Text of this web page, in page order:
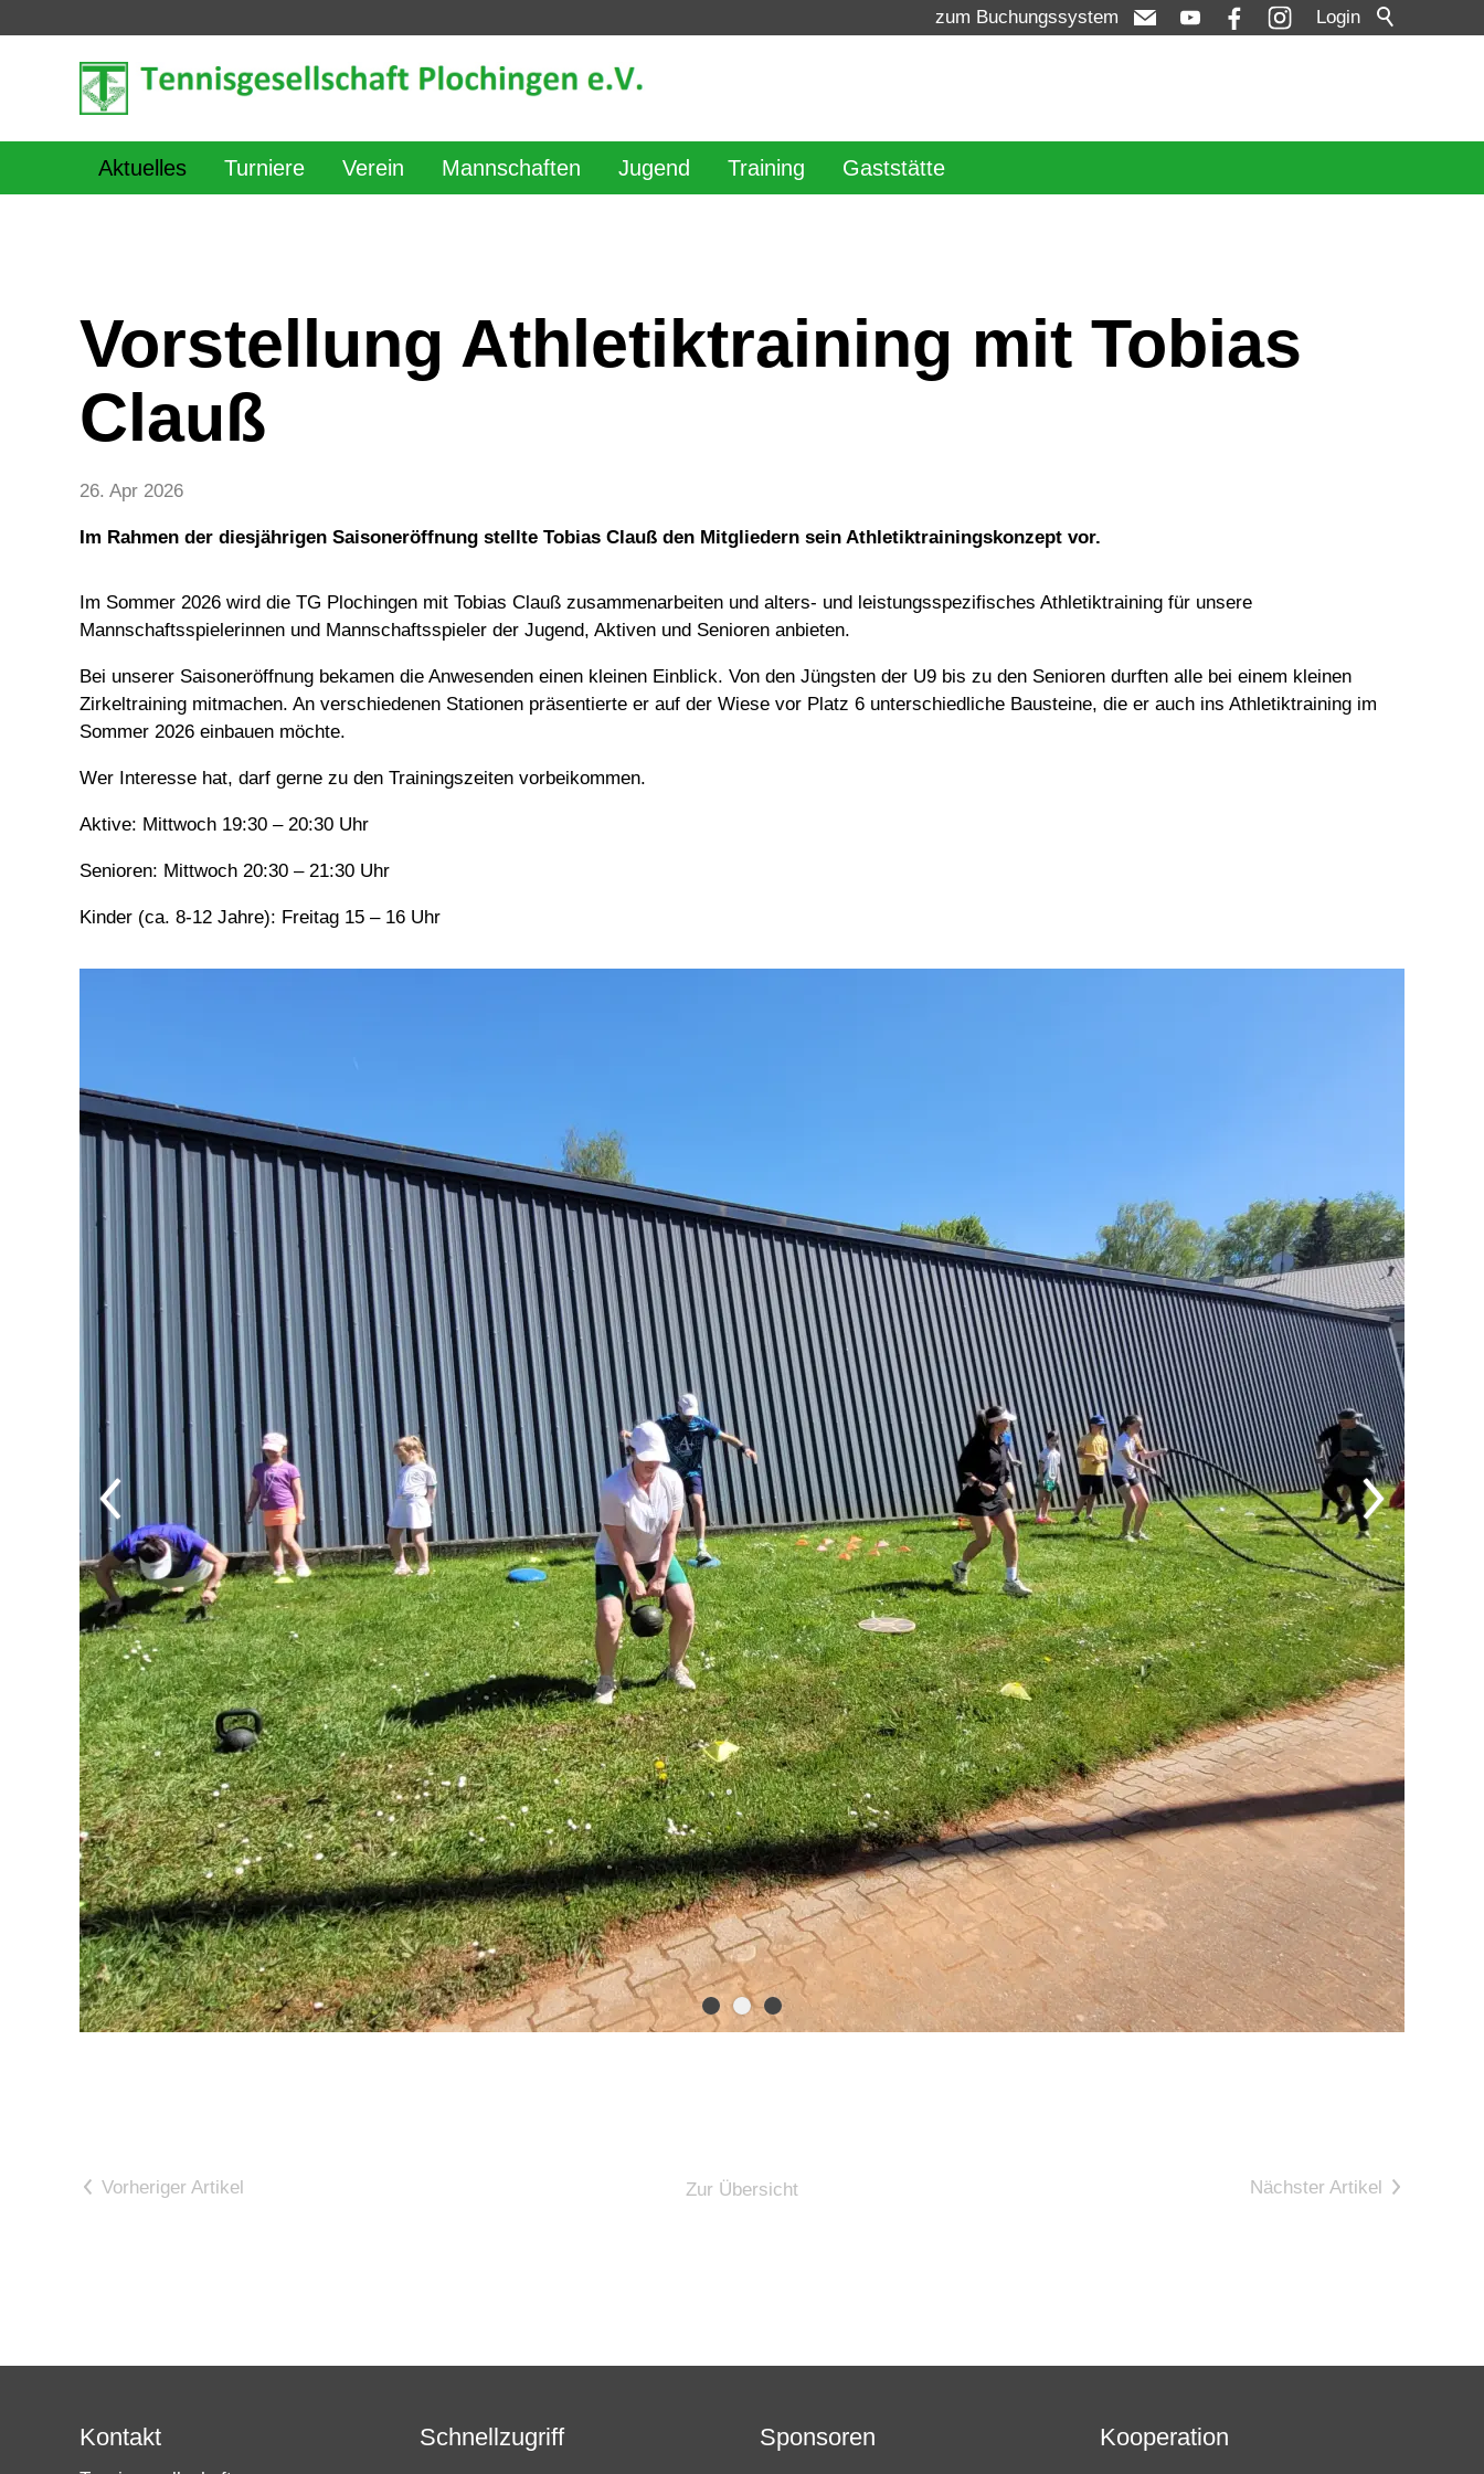
Login
zum Buchungssystem
Aktuelles Turniere Verein Mannschaften Jugend Training Gaststätte
Vorstellung Athletiktraining mit Tobias
Clauß
26. Apr 2026
Im Rahmen der diesjährigen Saisoneröffnung stellte Tobias Clauß den Mitgliedern sein Athletiktrainingskonzept vor.
Im Sommer 2026 wird die TG Plochingen mit Tobias Clauß zusammenarbeiten und alters- und leistungsspezifisches Athletiktraining für unsere
Mannschaftsspielerinnen und Mannschaftsspieler der Jugend, Aktiven und Senioren anbieten.
Bei unserer Saisoneröffnung bekamen die Anwesenden einen kleinen Einblick. Von den Jüngsten der U9 bis zu den Senioren durften alle bei einem kleinen
Zirkeltraining mitmachen. An verschiedenen Stationen präsentierte er auf der Wiese vor Platz 6 unterschiedliche Bausteine, die er auch ins Athletiktraining im
Sommer 2026 einbauen möchte.
Wer Interesse hat, darf gerne zu den Trainingszeiten vorbeikommen.
Aktive: Mittwoch 19:30 – 20:30 Uhr
Senioren: Mittwoch 20:30 – 21:30 Uhr
Kinder (ca. 8-12 Jahre): Freitag 15 – 16 Uhr
Vorheriger Artikel Zur Übersicht Nächster Artikel
Kontakt Schnellzugriff Sponsoren Kooperation